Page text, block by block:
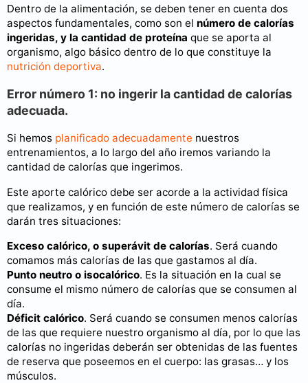
Dentro de la alimentación, se deben tener en cuenta dos
aspectos fundamentales, como son el número de calorías
ingeridas, y la cantidad de proteína que se aporta al
organismo, algo básico dentro de lo que constituye la
nutrición deportiva.
Error número 1: no ingerir la cantidad de calorías
adecuada.
Si hemos planificado adecuadamente nuestros
entrenamientos, a lo largo del año iremos variando la
cantidad de calorías que ingerimos.
Este aporte calórico debe ser acorde a la actividad física
que realizamos, y en función de este número de calorías se
darán tres situaciones:
Exceso calórico, o superávit de calorías. Será cuando
comamos más calorías de las que gastamos al día.
Punto neutro o isocalórico. Es la situación en la cual se
consume el mismo número de calorías que se consumen al
día.
Déficit calórico. Será cuando se consumen menos calorías
de las que requiere nuestro organismo al día, por lo que las
calorías no ingeridas deberán ser obtenidas de las fuentes
de reserva que poseemos en el cuerpo: las grasas… y los
músculos.